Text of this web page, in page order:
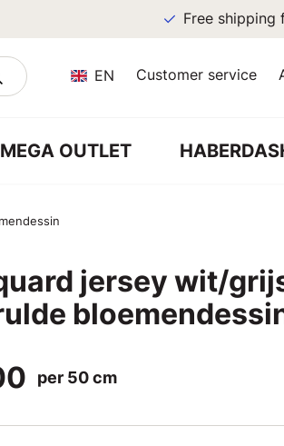
Free shipping
EN Customer service
MEGA OUTLET
jersey wit/
per 50 cm